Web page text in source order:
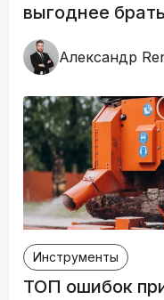
выгоднее
покупать
Александр
Инструменты
ТОП ошибок